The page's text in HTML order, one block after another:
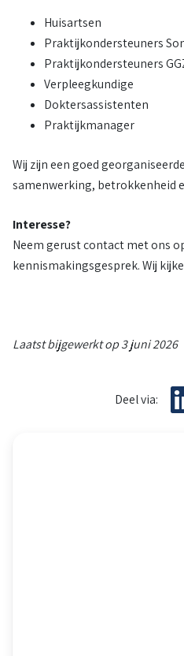
Huisartsen
Praktijkondersteuners
Praktijkondersteuners
Verpleegkundige
Doktersassistenten
Praktijkmanager
Wij zijn een goed
samenwerking, betrokkenheid
Interesse?
Neem gerust contact met ons
kennismakingsgesprek. Wij
Laatst bijgewerkt op 3 juni 2026
Deel via: